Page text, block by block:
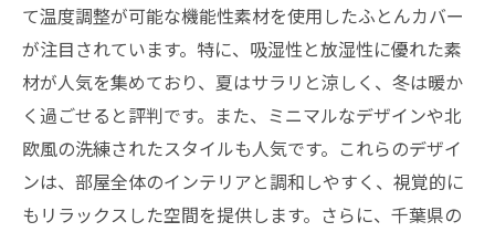
て温度調整が可能な機能性素材を使用したふとんカバー
が注目されています。特に、吸湿性と放湿性に優れた素
材が人気を集めており、夏はサラリと涼しく、冬は暖か
く過ごせると評判です。また、ミニマルなデザインや北
欧風の洗練されたスタイルも人気です。これらのデザイ
ンは、部屋全体のインテリアと調和しやすく、視覚的に
もリラックスした空間を提供します。さらに、千葉県の